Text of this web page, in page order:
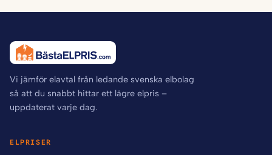
Vi jämför elavtal från ledande svenska elbolag
så att du snabbt hittar ett lägre elpris –
uppdaterat varje dag.
ELPRISER